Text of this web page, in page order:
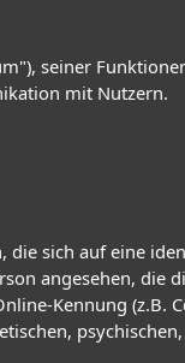
seiner
mit Nutzern.
sich auf eine
angesehen,
Kennung